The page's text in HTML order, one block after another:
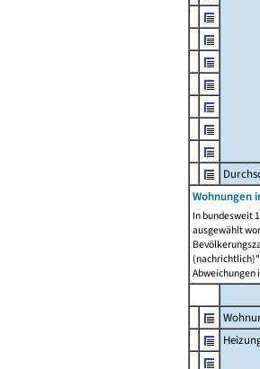
Wohnungen
In bundesweit
ausgewählt
Abweichungen